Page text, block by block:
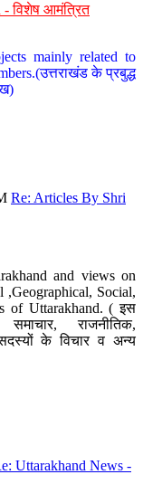
- विशेष आमंत्रित
mainly related to
के प्रबुद्ध
Re: Articles By Shri
and views on
,Geographical, Social,
of Uttarakhand. ( इस
राजनीतिक,
सदस्यों के विचार व अन्य
Uttarakhand News -